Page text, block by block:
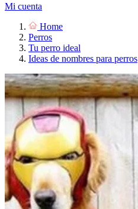
Mi cuenta
Home
Perros
Tu perro ideal
Ideas de nombres para perros